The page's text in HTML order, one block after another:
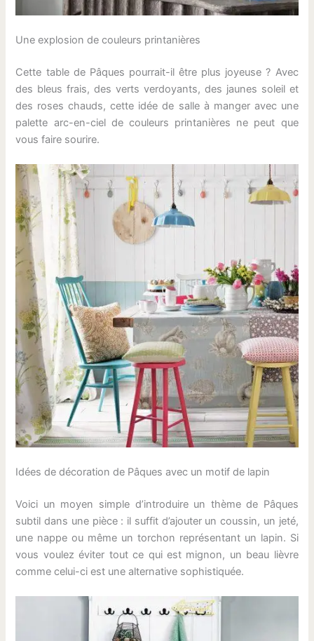
Une explosion de couleurs printanières
Cette table de Pâques pourrait-il être plus joyeuse ? Avec
des bleus frais, des verts verdoyants, des jaunes soleil et
des roses chauds, cette idée de salle à manger avec une
palette arc-en-ciel de couleurs printanières ne peut que
vous faire sourire.
Idées de décoration de Pâques avec un motif de lapin
Voici un moyen simple d’introduire un thème de Pâques
subtil dans une pièce : il suffit d’ajouter un coussin, un jeté,
une nappe ou même un torchon représentant un lapin. Si
vous voulez éviter tout ce qui est mignon, un beau lièvre
comme celui-ci est une alternative sophistiquée.